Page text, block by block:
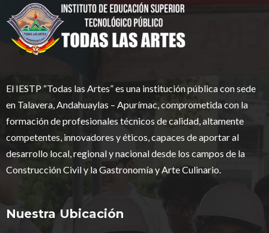
El IESTP “Todas las Artes” es una institución pública con sede
en Talavera, Andahuaylas – Apurímac, comprometida con la
formación de profesionales técnicos de calidad, altamente
competentes, innovadores y éticos, capaces de aportar al
desarrollo local, regional y nacional desde los campos de la
Construcción Civil y la Gastronomía y Arte Culinario.
Nuestra Ubicación